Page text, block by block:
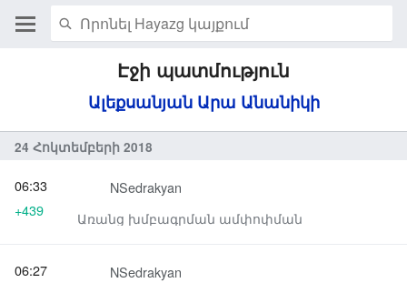
Էջի պատմություն
Ալեքսանյան Արա Անանիկի
24 Հոկտեմբերի 2018
NSedrakyan
Առանց խմբագրման ամփոփման
06:33
+439
NSedrakyan
06:27